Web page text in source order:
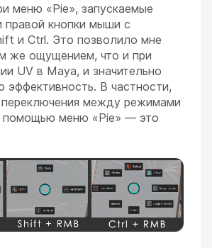
меню «Pie», запускаемые
правой кнопки мыши с
и Ctrl. Это позволило мне
же ощущением, что и при
UV в Maya, и значительно
В частности,
между режимами
помощью меню «Pie» — это